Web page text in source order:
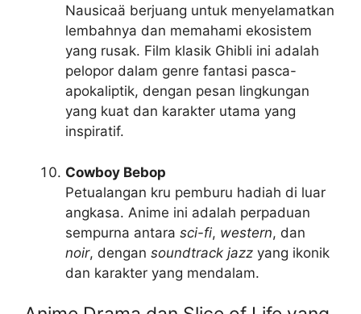
Nausicaä berjuang untuk menyelamatkan
lembahnya dan memahami ekosistem
yang rusak. Film klasik Ghibli ini adalah
pelopor dalam genre fantasi pasca-
apokaliptik, dengan pesan lingkungan
yang kuat dan karakter utama yang
inspiratif.
Cowboy Bebop
Petualangan kru pemburu hadiah di luar
angkasa. Anime ini adalah perpaduan
sempurna antara sci-fi, western, dan
noir, dengan soundtrack jazz yang ikonik
dan karakter yang mendalam.